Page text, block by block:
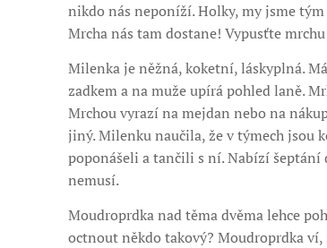
nikdo nás neponíží. Holky, my jsme tým
Mrcha nás tam dostane! Vypusťte
Milenka je něžná, koketní, láskyplná.
zadkem a na muže upírá pohled laně.
Mrchou vyrazí na mejdan nebo na
jiný. Milenku naučila, že v týmech jsou
poponášeli a tančili s ní. Nabízí šeptání
nemusí.
Moudroprdka nad těma dvěma lehce
octnout někdo takový? Moudroprdka